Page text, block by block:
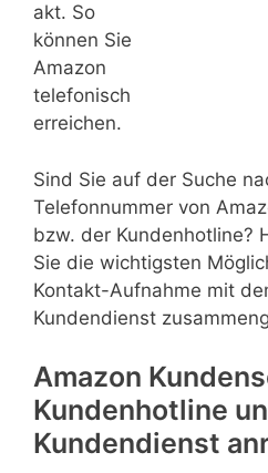
akt. So
können Sie
Amazon
telefonisch
erreichen.
Sind Sie auf der Suche
Telefonnummer von
bzw. der Kundenhotline?
Sie die wichtigsten
Kontakt-Aufnahme mit
Kundendienst
Amazon
Kundenhotline
Kundendienst